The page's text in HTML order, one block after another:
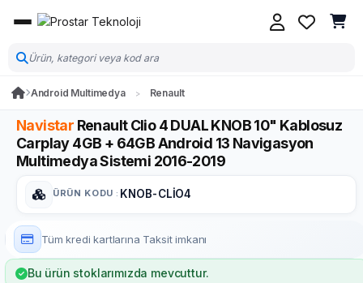
Android Multimedya Renault
Navistar Renault Clio 4 DUAL KNOB 10" Kablosuz
Carplay 4GB + 64GB Android 13 Navigasyon
Multimedya Sistemi 2016-2019
ÜRÜN KODU : KNOB-CLİO4
Tüm kredi kartlarına Taksit imkanı
Bu ürün stoklarımızda mevcuttur.